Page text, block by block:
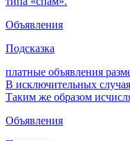
Объявления
Подсказка
платные объявления
В исключительных
Таким же образом
Объявления